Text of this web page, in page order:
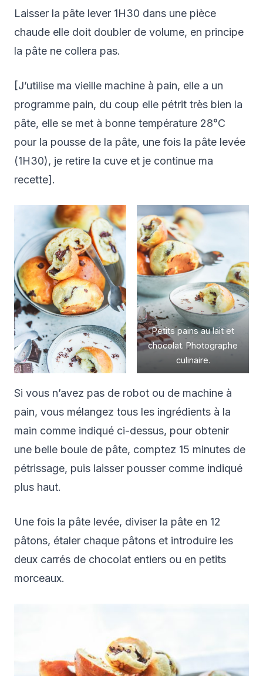
Laisser la pâte lever 1H30 dans une pièce
chaude elle doit doubler de volume, en principe
la pâte ne collera pas.
[J’utilise ma vieille machine à pain, elle a un
programme pain, du coup elle pétrit très bien la
pâte, elle se met à bonne température 28°C
pour la pousse de la pâte, une fois la pâte levée
(1H30), je retire la cuve et je continue ma
recette].
Petits pains au lait et
chocolat. Photographe
culinaire.
Si vous n’avez pas de robot ou de machine à
pain, vous mélangez tous les ingrédients à la
main comme indiqué ci-dessus, pour obtenir
une belle boule de pâte, comptez 15 minutes de
pétrissage, puis laisser pousser comme indiqué
plus haut.
Une fois la pâte levée, diviser la pâte en 12
pâtons, étaler chaque pâtons et introduire les
deux carrés de chocolat entiers ou en petits
morceaux.